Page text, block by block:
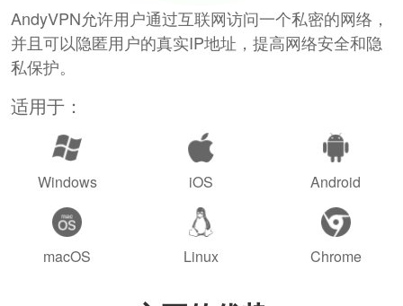
AndyVPN允许用户通过互联网访问一个私密的网络，
并且可以隐匿用户的真实IP地址，提高网络安全和隐
私保护。
适用于：
Windows iOS Android
macOS Linux Chrome